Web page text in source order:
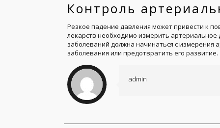
Контроль
Резкое падение давления может привести к
лекарств необходимо измерить
заболеваний должна начинаться с измерения
заболевания или предотвратить его развитие.
admin